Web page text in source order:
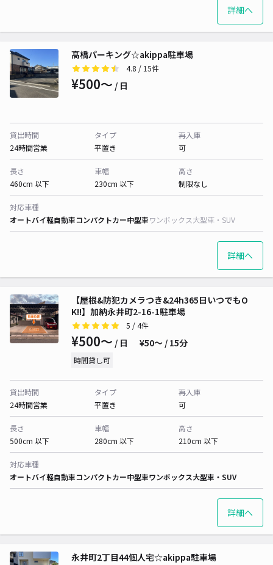
詳細へ
髙橋パーキング☆akippa駐車場
4.8 / 15件
¥500〜 / 日
貸出時間
24時間営業
タイプ
平置き
再入庫
可
長さ
460cm 以下
車幅
230cm 以下
高さ
制限なし
対応車種
オートバイ軽自動車コンパクトカー中型車ワンボックス大型車・SUV
詳細へ
【屋根&防犯カメラつき&24h365日いつでもO
K!!】加納永井町2-16-1駐車場
5 / 4件
¥500〜 / 日 ¥50〜 / 15分
時間貸し可
貸出時間
24時間営業
タイプ
平置き
再入庫
可
長さ
500cm 以下
車幅
280cm 以下
高さ
210cm 以下
対応車種
オートバイ軽自動車コンパクトカー中型車ワンボックス大型車・SUV
詳細へ
永井町2丁目44個人宅☆akippa駐車場